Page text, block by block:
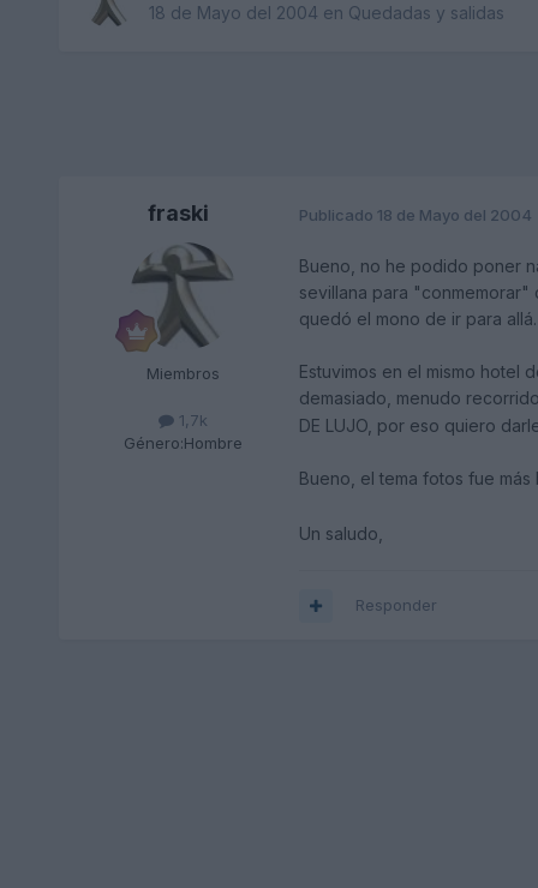
18 de Mayo del 2004 en Quedadas y salidas
fraski
Miembros
1,7k
Género:Hombre
Publicado 18 de Mayo del 2004
Bueno, no he podido poner
sevillana para "conmemorar"
quedó el mono de ir para allá.
Estuvimos en el mismo hotel
demasiado, menudo
DE LUJO, por eso quiero
Bueno, el tema fotos fue
Un saludo,
Responder